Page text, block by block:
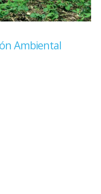
Ambiental